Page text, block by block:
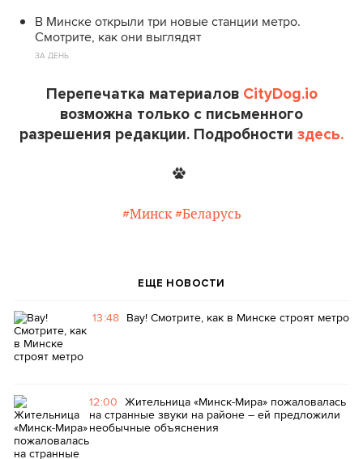
В Минске открыли три новые станции метро.
Смотрите, как они выглядят
ЗА ДЕНЬ
Перепечатка материалов CityDog.io
возможна только с письменного
разрешения редакции. Подробности здесь.
#Минск #Беларусь
ЕЩЕ НОВОСТИ
13:48 Вау! Смотрите, как в Минске строят метро
12:00 Жительница «Минск-Мира» пожаловалась
на странные звуки на районе – ей предложили
необычные объяснения